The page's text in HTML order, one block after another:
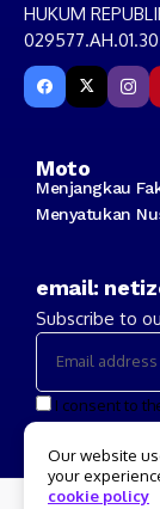
HUKUM
Moto
Menjangkau
Menyatukan
email:
Subscribe to
I consent to
Our website
your
cookie policy